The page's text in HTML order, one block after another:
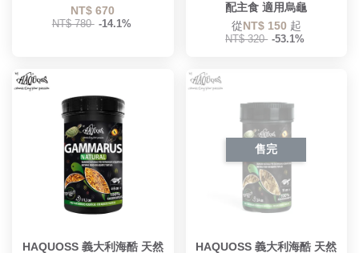
NT$ 670
NT$ 780 -14.1%
配主食 適用烏龜
從NT$ 150 起
NT$ 320 -53.1%
HAQUOSS 義大利海酷 天然
售完
HAQUOSS 義大利海酷 天然